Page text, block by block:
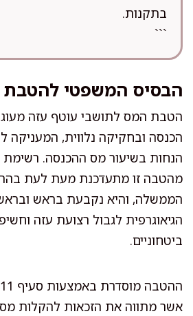
בתקנות.
```
הבסיס המשפטי
הטבת המס לתושבי עוטף עזה
הכנסה ובחקיקה נלווית, המעניקה
הנחות בשיעור מס ההכנסה. רשימת
מהטבה זו מתעדכנת מעת לעת
הממשלה, והיא נקבעת בראש
הגיאוגרפית לגבול רצועת עזה
ביטחוניים.
אשר מתווה את הזכאות להקלות